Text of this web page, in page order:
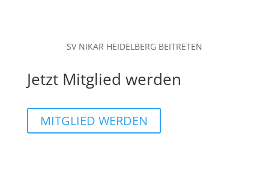
SV NIKAR HEIDELBERG BEITRETEN
Jetzt Mitglied werden
MITGLIED WERDEN